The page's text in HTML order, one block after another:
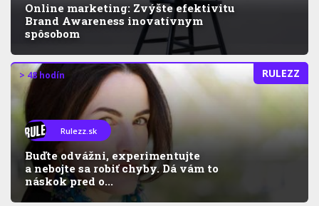
Online marketing: Zvýšte efektivitu
Brand Awareness inovatívnym
spôsobom
RULEZZ
> 48 hodín
Rulezz.sk
Buďte odvážni, experimentujte
a nebojte sa robiť chyby. Dá vám to
náskok pred o...